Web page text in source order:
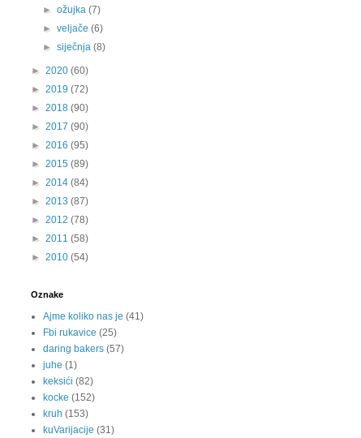
►ožujka(7)
►veljače(6)
►siječnja(8)
► 2020 (60)
► 2019 (72)
► 2018 (90)
► 2017 (90)
► 2016 (95)
► 2015 (89)
► 2014 (84)
► 2013 (87)
► 2012 (78)
► 2011 (58)
► 2010 (54)
Oznake
Ajme koliko nas je (41)
Fbi rukavice (25)
daring bakers (57)
juhe (1)
keksići (82)
kocke (152)
kruh (153)
kuVarijacije (31)